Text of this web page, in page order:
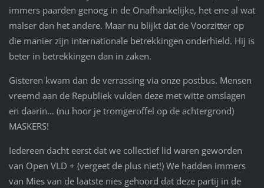
immers paarden genoeg in de Onafhankelijke, het ene al wat
malser dan het andere. Maar nu blijkt dat de Voorzitter op
die manier zijn internationale betrekkingen onderhield. Hij is
beter in betrekkingen dan in zaken.
Gisteren kwam dan de verrassing via onze postbus. Mensen
vreemd aan de Republiek vulden deze met witte omslagen
en daarin… (nu hoor je tromgeroffel op de achtergrond)
MASKERS!
Iedereen dacht eerst dat we collectief lid waren geworden
van Open VLD + (vergeet de plus niet!) We hadden immers
van Mies van de laatste nies gehoord dat deze partij in de